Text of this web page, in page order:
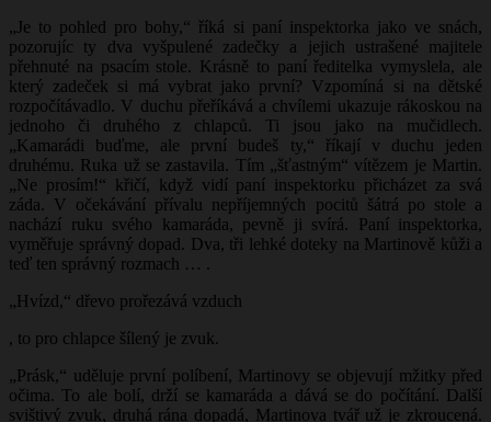
„Je to pohled pro bohy,“ říká si paní inspektorka jako ve snách,
pozorujíc ty dva vyšpulené zadečky a jejich ustrašené majitele
přehnuté na psacím stole. Krásně to paní ředitelka vymyslela, ale
který zadeček si má vybrat jako první? Vzpomíná si na dětské
rozpočítávadlo. V duchu přeříkává a chvílemi ukazuje rákoskou na
jednoho či druhého z chlapců. Ti jsou jako na mučidlech.
„Kamarádi buďme, ale první budeš ty,“ říkají v duchu jeden
druhému. Ruka už se zastavila. Tím „šťastným“ vítězem je Martin.
„Ne prosím!“ křičí, když vidí paní inspektorku přicházet za svá
záda. V očekávání přívalu nepříjemných pocitů šátrá po stole a
nachází ruku svého kamaráda, pevně ji svírá. Paní inspektorka,
vyměřuje správný dopad. Dva, tři lehké doteky na Martinově kůži a
teď ten správný rozmach … .
„Hvízd,“ dřevo prořezává vzduch
, to pro chlapce šílený je zvuk.
„Prásk,“ uděluje první políbení, Martinovy se objevují mžitky před
očima. To ale bolí, drží se kamaráda a dává se do počítání. Další
svištivý zvuk, druhá rána dopadá, Martinova tvář už je zkroucená.